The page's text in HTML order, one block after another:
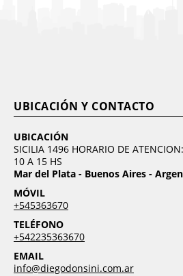
UBICACIÓN Y CONTACTO
UBICACIÓN
SICILIA 1496 HORARIO DE
10 A 15 HS
Mar del Plata - Buenos Aires -
MÓVIL
+545363670
TELÉFONO
+542235363670
EMAIL
info@diegodonsini.com.ar